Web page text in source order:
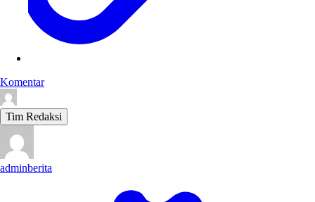
Komentar
Tim Redaksi
adminberita